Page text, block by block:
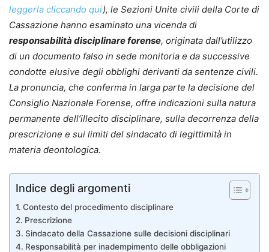
leggerla cliccando qui), le Sezioni Unite civili della Corte di
Cassazione hanno esaminato una vicenda di
responsabilità disciplinare forense, originata dall’utilizzo
di un documento falso in sede monitoria e da successive
condotte elusive degli obblighi derivanti da sentenze civili.
La pronuncia, che conferma in larga parte la decisione del
Consiglio Nazionale Forense, offre indicazioni sulla natura
permanente dell’illecito disciplinare, sulla decorrenza della
prescrizione e sui limiti del sindacato di legittimità in
materia deontologica.
Indice degli argomenti
Contesto del procedimento disciplinare
Prescrizione
Sindacato della Cassazione sulle decisioni disciplinari
Responsabilità per inadempimento delle obbligazioni